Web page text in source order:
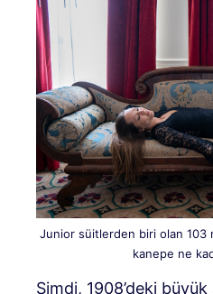
Junior süitlerden biri olan 103
kanepe ne
Şimdi, 1908’deki büyük